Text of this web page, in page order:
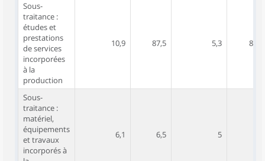
Sous-
traitance :
études et
prestations
de services
incorporées
à la
production
10,9 87,5 5,3 88,9
Sous-
traitance :
matériel,
équipements
et travaux
incorporés à
6,1 6,5 5